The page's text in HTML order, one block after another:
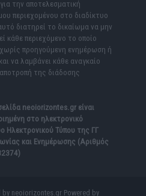
την αποτελεσματική
περιεχομένου στο διαδίκτυο
διατηρεί το δικαίωμα να μην
κάθε περιεχόμενο το οποίο
χωρίς προηγούμενη ενημέρωση ή
να λαμβάνει κάθε αναγκαίο
της διάδοσης
neoiorizontes.grείναι
στο ηλεκτρονικό
Ηλεκτρονικού Τύπου της ΓΓ
και Ενημέρωσης (Αριθμός
neoiorizontes.gr Powered by